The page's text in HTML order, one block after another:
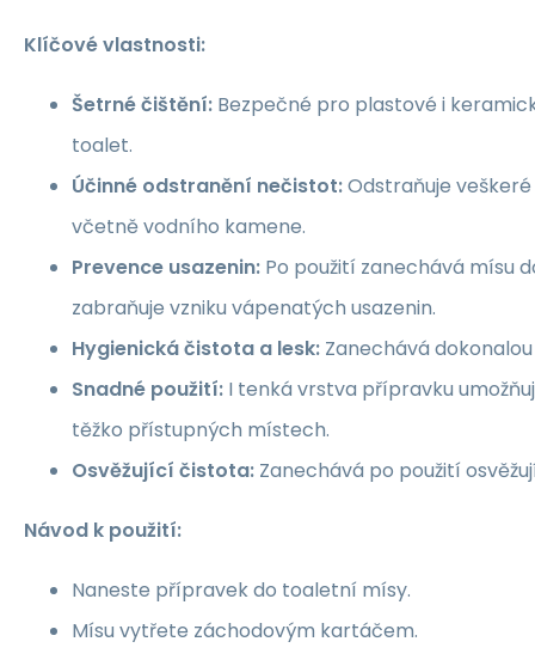
Klíčové vlastnosti:
Šetrné čištění: Bezpečné pro plastové i
toalet.
Účinné odstranění nečistot:Odstraňuje
včetně vodního kamene.
Prevence usazenin: Po použití zanechává mísu
zabraňuje vzniku vápenatých usazenin.
Hygienická čistota a lesk: Zanechává
Snadné použití: I tenká vrstva přípravku
těžko přístupných místech.
Osvěžující čistota: Zanechává po použití
Návod k použití:
Naneste přípravek do toaletní mísy.
Mísu vytřete záchodovým kartáčem.